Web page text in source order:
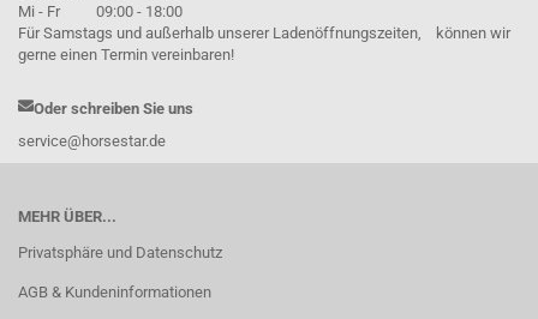
Mi - Fr 09:00 - 18:00
Für Samstags und außerhalb unserer Ladenöffnungszeiten, können wir
gerne einen Termin vereinbaren!
Oder schreiben Sie uns
service@horsestar.de
MEHR ÜBER...
Privatsphäre und Datenschutz
AGB & Kundeninformationen